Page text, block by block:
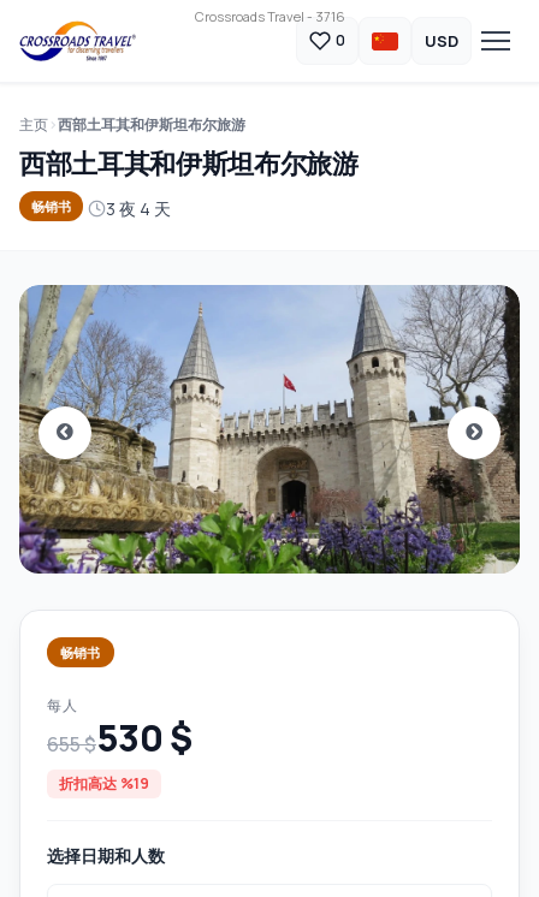
Crossroads Travel - 3716
0 USD
主页 西部土耳其和伊斯坦布尔旅游
西部土耳其和伊斯坦布尔旅游
畅销书 3 夜 4 天
畅销书
每人
655 $530 $
折扣高达 %19
选择日期和人数